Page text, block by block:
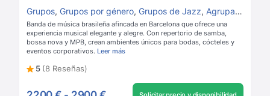
Grupos, Grupos por género, Grupos de Jazz, Agrupaciones vocales
Banda de música brasileña afincada en Barcelona que ofrece una
experiencia musical elegante y alegre. Con repertorio de samba,
bossa nova y MPB, crean ambientes únicos para bodas, cócteles y
eventos corporativos. Leer más
5 (8 Reseñas)